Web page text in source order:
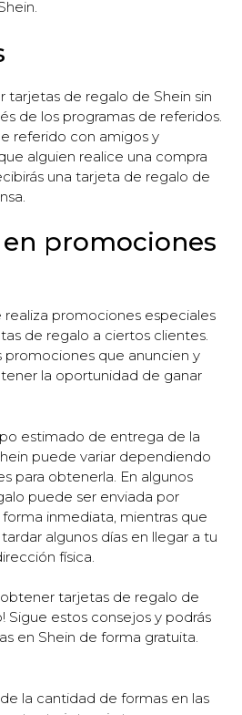
tarjetas de regalo de Shein sin
de los programas de referidos.
referido con amigos y
alguien realice una compra
una tarjeta de regalo de
promociones
promociones especiales
de regalo a ciertos clientes.
que anuncien y
la oportunidad de ganar
estimado de entrega de la
puede variar dependiendo
para obtenerla. En algunos
puede ser enviada por
inmediata, mientras que
algunos días en llegar a tu
física.
obtener tarjetas de regalo de
Sigue estos consejos y podrás
en Shein de forma gratuita.
la cantidad de formas en las